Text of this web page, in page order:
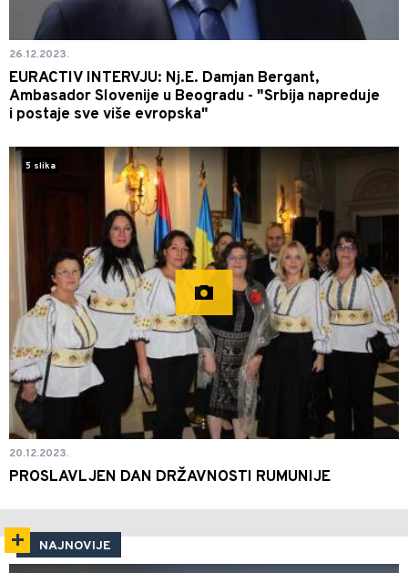
26.12.2023.
EURACTIV INTERVJU: Nj.E. Damjan Bergant,
Ambasador Slovenije u Beogradu - "Srbija napreduje
i postaje sve više evropska"
20.12.2023.
PROSLAVLJEN DAN DRŽAVNOSTI RUMUNIJE
5 slika
NAJNOVIJE